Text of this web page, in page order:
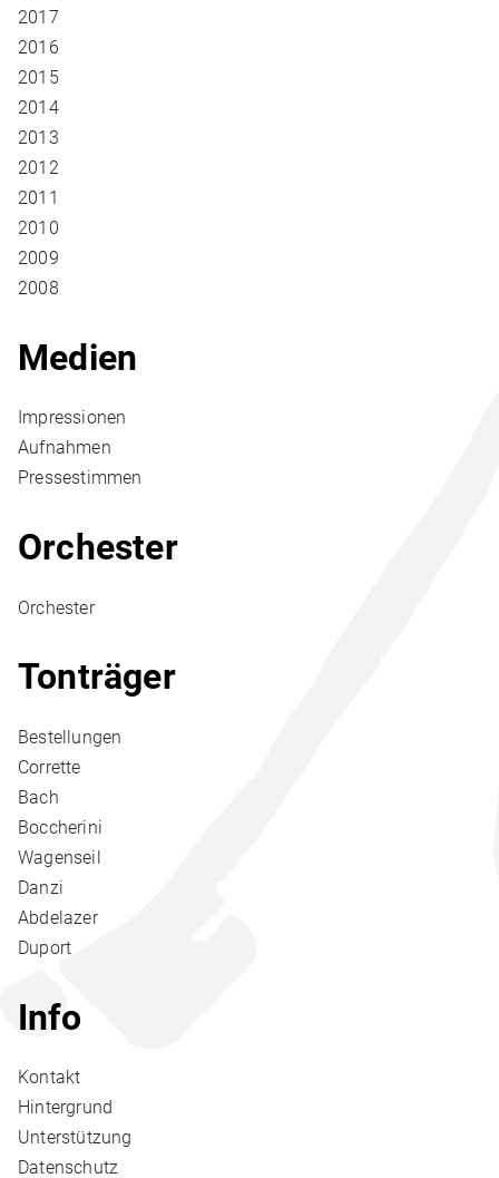
2017
2016
2015
2014
2013
2012
2011
2010
2009
2008
Medien
Impressionen
Aufnahmen
Pressestimmen
Orchester
Orchester
Tonträger
Bestellungen
Corrette
Bach
Boccherini
Wagenseil
Danzi
Abdelazer
Duport
Info
Kontakt
Hintergrund
Unterstützung
Datenschutz